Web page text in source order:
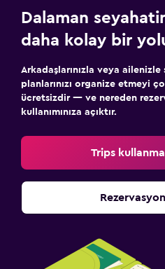
Dalaman
daha kolay bir
Arkadaşlarınızla veya
planlarınızı organize etmeyi
ücretsizdir — ve nereden
kullanımınıza açıktır.
Trips